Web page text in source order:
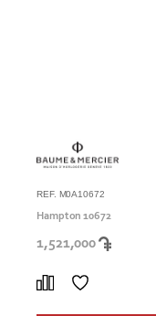
REF. M0A10672
Hampton 10672
1,521,000